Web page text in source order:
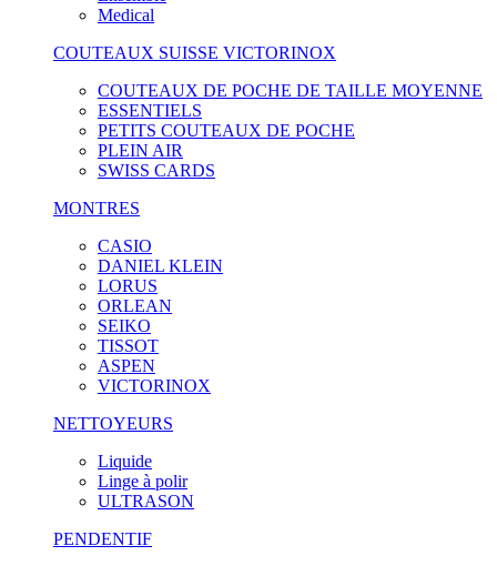
Medical
COUTEAUX SUISSE VICTORINOX
COUTEAUX DE POCHE DE TAILLE MOYENNE
ESSENTIELS
PETITS COUTEAUX DE POCHE
PLEIN AIR
SWISS CARDS
MONTRES
CASIO
DANIEL KLEIN
LORUS
ORLEAN
SEIKO
TISSOT
ASPEN
VICTORINOX
NETTOYEURS
Liquide
Linge à polir
ULTRASON
PENDENTIF